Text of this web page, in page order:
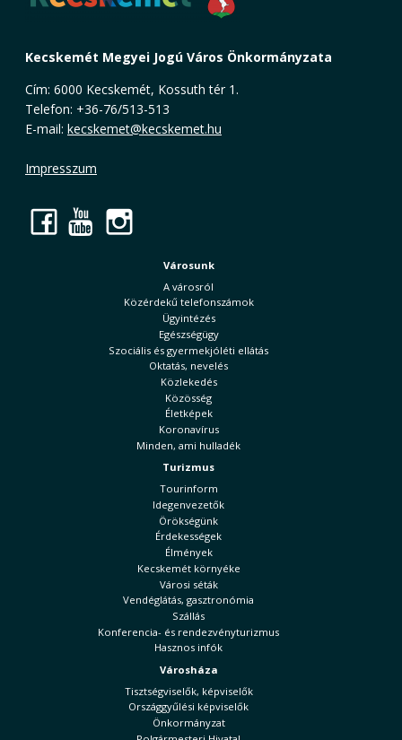
Kecskemét Megyei Jogú Város Önkormányzata
Cím: 6000 Kecskemét, Kossuth tér 1.
Telefon: +36-76/513-513
E-mail: kecskemet@kecskemet.hu
Impresszum
Facebook
YouTube
Városunk
A városról
Közérdekű telefonszámok
Ügyintézés
Egészségügy
Szociális és gyermekjóléti ellátás
Oktatás, nevelés
Közlekedés
Közösség
Életképek
Koronavírus
Minden, ami hulladék
Turizmus
Tourinform
Idegenvezetők
Örökségünk
Érdekességek
Élmények
Kecskemét környéke
Városi séták
Vendéglátás, gasztronómia
Szállás
Konferencia- és rendezvényturizmus
Hasznos infók
Városháza
Tisztségviselők, képviselők
Országgyűlési képviselők
Önkormányzat